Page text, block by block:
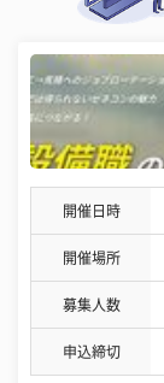
開催日時
開催場所
募集人数
申込締切